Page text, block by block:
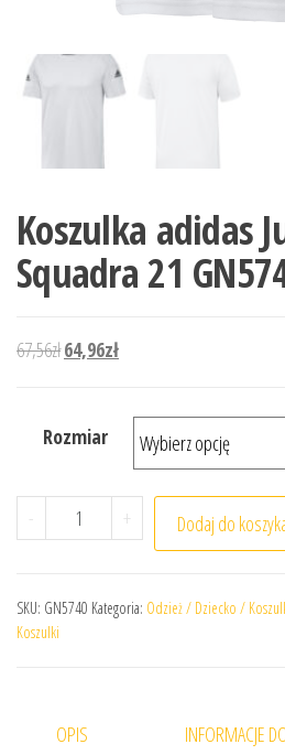
Koszulka adidas
Squadra 21
67,56złPierwotna cena wynosiła: 67,56zł.
64,96złAktualna cena wynosi:
Rozmiar
- ilość Koszulka adidas Junior
+ Dodaj do
SKU: GN5740 Kategoria: Odzież / Dziecko /
Koszulki
OPIS INFORMACJE